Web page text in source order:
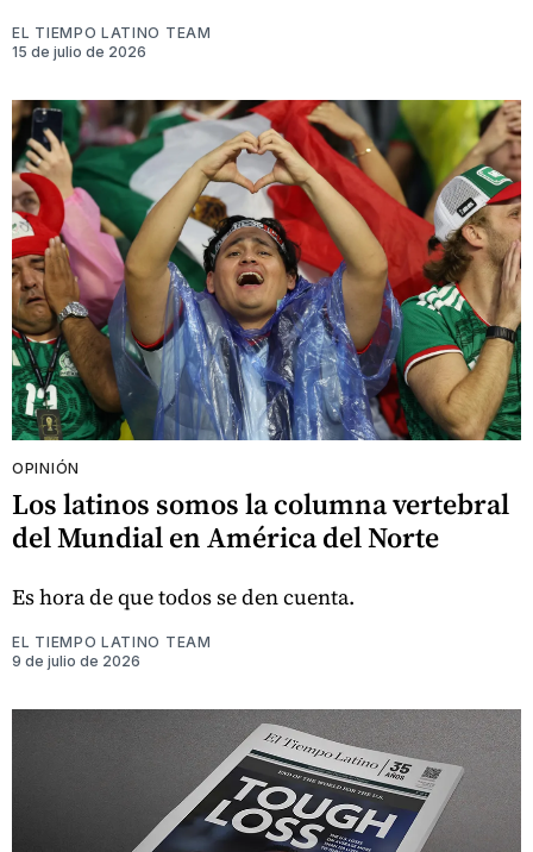
EL TIEMPO LATINO TEAM
15 de julio de 2026
OPINIÓN
Los latinos somos la columna vertebral
del Mundial en América del Norte
Es hora de que todos se den cuenta.
EL TIEMPO LATINO TEAM
9 de julio de 2026